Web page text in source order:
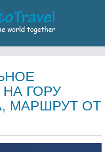
ГОРУ
МАРШРУТ ОТ